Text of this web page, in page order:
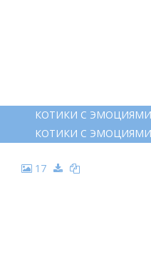
КОТИКИ С
КОТИКИ С
17